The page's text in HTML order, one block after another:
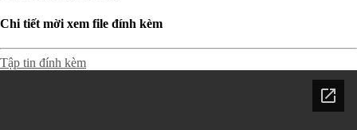
Chi tiết mời xem file đính kèm
Tập tin đính kèm